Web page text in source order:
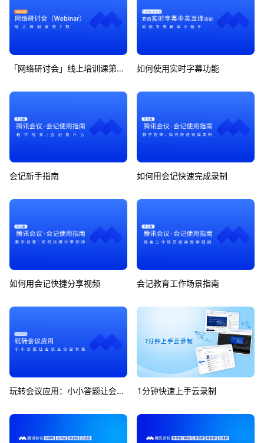
「网络研讨会」线上培训课第7期 如何使用实时字幕功能
会记新手指南 如何用会记快速完成录制
如何用会记快捷分享视频 会记教育工作场景指南
玩转会议应用：小小答题让会议互动更有趣 1分钟快速上手云录制